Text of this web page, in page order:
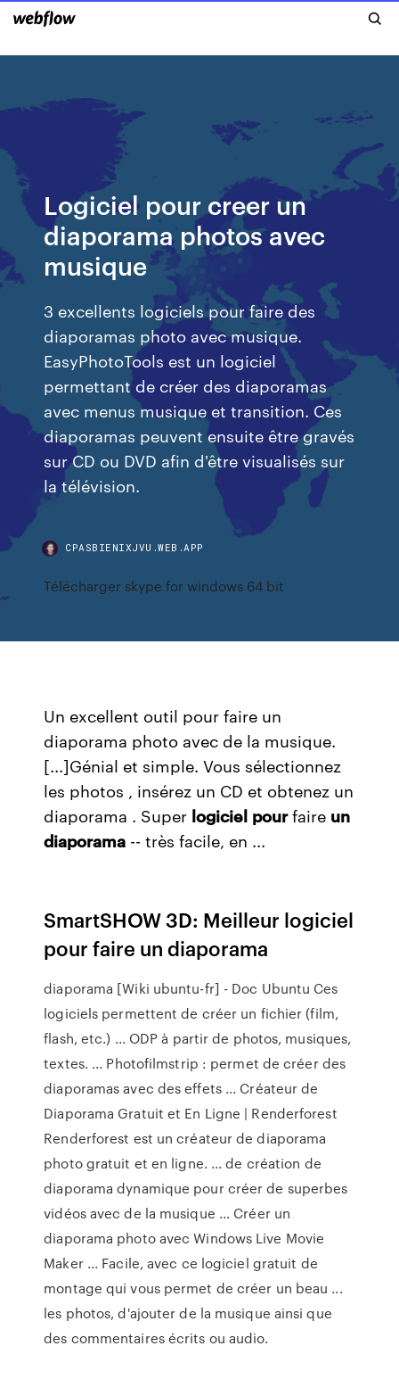
Logiciel pour creer un
diaporama photos avec
musique
3 excellents logiciels pour faire des
diaporamas photo avec musique.
EasyPhotoTools est un logiciel
permettant de créer des diaporamas
avec menus musique et transition. Ces
diaporamas peuvent ensuite être gravés
sur CD ou DVD afin d'être visualisés sur
la télévision.
CPASBIENIXJVU.WEB.APP
Télécharger skype for windows 64 bit
Un excellent outil pour faire un
diaporama photo avec de la musique.
[...]Génial et simple. Vous sélectionnez
les photos , insérez un CD et obtenez un
diaporama . Super logiciel pourfaire un
diaporama -- très facile, en ...
SmartSHOW 3D: Meilleur logiciel
pour faire un diaporama
diaporama [Wiki ubuntu-fr] - Doc Ubuntu Ces
logiciels permettent de créer un fichier (film,
flash, etc.) ... ODP à partir de photos, musiques,
textes. ... Photofilmstrip : permet de créer des
diaporamas avec des effets ... Créateur de
Diaporama Gratuit et En Ligne | Renderforest
Renderforest est un créateur de diaporama
photo gratuit et en ligne. ... de création de
diaporama dynamique pour créer de superbes
vidéos avec de la musique ... Créer un
diaporama photo avec Windows Live Movie
Maker ... Facile, avec ce logiciel gratuit de
montage qui vous permet de créer un beau ...
les photos, d'ajouter de la musique ainsi que
des commentaires écrits ou audio.